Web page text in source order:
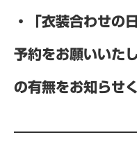
・「衣装合わせの
予約をお願いいた
の有無をお知らせ